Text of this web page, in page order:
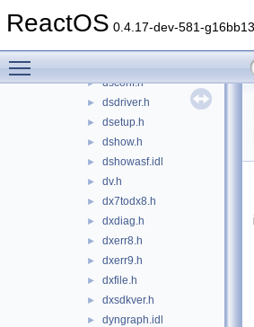
ReactOS 0.4.17-dev-581-
► dmusicf.h
► dsconf.h
► dsdriver.h
► dsetup.h
► dshow.h
► dshowasf.idl
► dv.h
► dx7todx8.h
► dxdiag.h
► dxerr8.h
► dxerr9.h
► dxfile.h
► dxsdkver.h
► dyngraph.idl